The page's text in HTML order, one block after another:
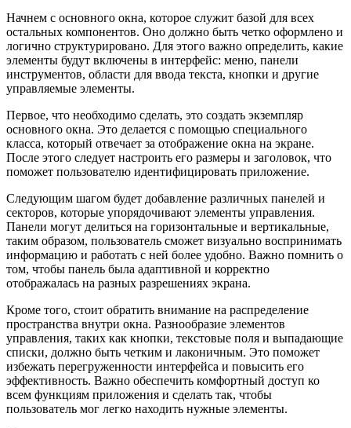
Начнем с основного окна, которое служит базой для всех
остальных компонентов. Оно должно быть четко оформлено и
логично структурировано. Для этого важно определить, какие
элементы будут включены в интерфейс: меню, панели
инструментов, области для ввода текста, кнопки и другие
управляемые элементы.
Первое, что необходимо сделать, это создать экземпляр
основного окна. Это делается с помощью специального
класса, который отвечает за отображение окна на экране.
После этого следует настроить его размеры и заголовок, что
поможет пользователю идентифицировать приложение.
Следующим шагом будет добавление различных панелей и
секторов, которые упорядочивают элементы управления.
Панели могут делиться на горизонтальные и вертикальные,
таким образом, пользователь сможет визуально воспринимать
информацию и работать с ней более удобно. Важно помнить о
том, чтобы панель была адаптивной и корректно
отображалась на разных разрешениях экрана.
Кроме того, стоит обратить внимание на распределение
пространства внутри окна. Разнообразие элементов
управления, таких как кнопки, текстовые поля и выпадающие
списки, должно быть четким и лаконичным. Это поможет
избежать перегруженности интерфейса и повысить его
эффективность. Важно обеспечить комфортный доступ ко
всем функциям приложения и сделать так, чтобы
пользователь мог легко находить нужные элементы.